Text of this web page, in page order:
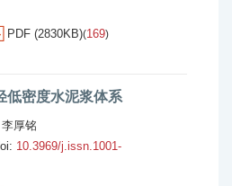
PDF (2830KB)(169)
低密度水泥浆体系
李厚铭
10.3969/j.issn.1001-